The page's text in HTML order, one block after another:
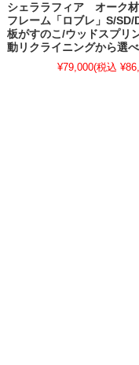
シェララフィア オーク
フレーム「ロブレ」S/
板がすのこ/ウッドスプリ
動リクライニングから選
¥79,000(税込